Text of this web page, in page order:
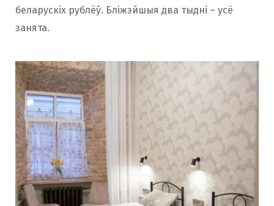
беларускіх рублёў. Бліжэйшыя два тыдні – усё
занята.